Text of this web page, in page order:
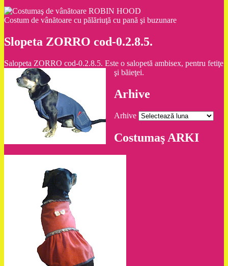
Costum de vânătoare cu pălăriuţă cu pană şi buzunare
Slopeta ZORRO cod-0.2.8.5.
Salopeta ZORRO cod-0.2.8.5. Este o salopetă ambisex, pentru fetiţe
şi băieţei.
Arhive
Arhive
Costumaş ARKI